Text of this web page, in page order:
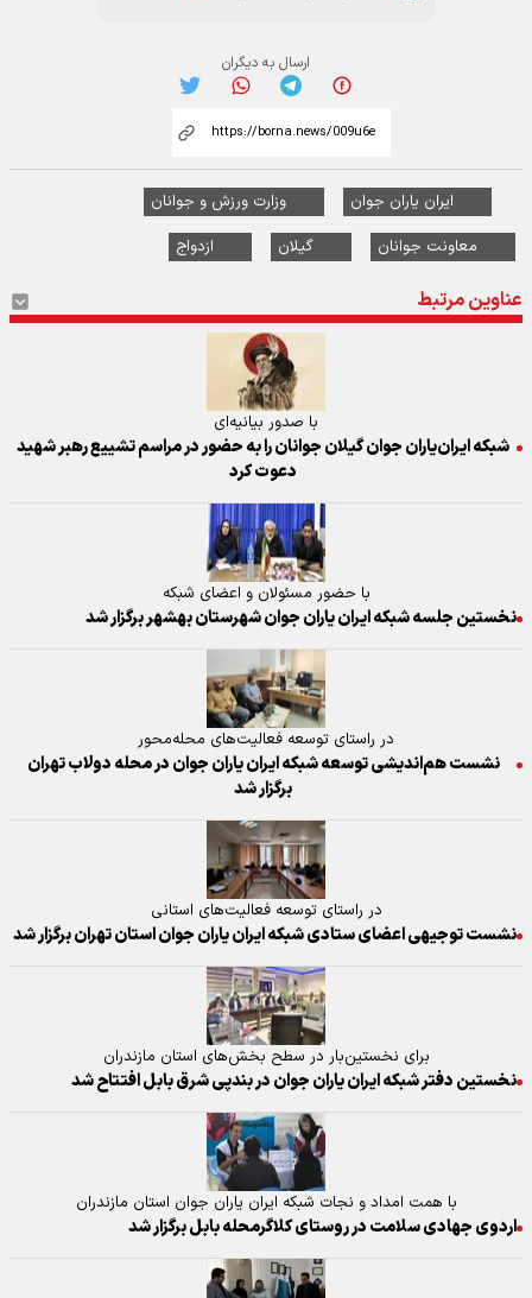
ارسال به دیگران
ایران یاران جوان
وزارت ورزش و جوانان
معاونت جوانان
گیلان ازدواج
عناوین مرتبط
با صدور بیانیه‌ای
شبکه ایران‌یاران جوان گیلان جوانان را به حضور در مراسم تشییع رهبر شهید
دعوت کرد
با حضور مسئولان و اعضای شبکه
نخستین جلسه شبکه ایران یاران جوان شهرستان بهشهر برگزار شد
در راستای توسعه فعالیت‌های محله‌محور
نشست هم‌اندیشی توسعه شبکه ایران یاران جوان در محله دولاب تهران
برگزار شد
در راستای توسعه فعالیت‌های استانی
نشست توجیهی اعضای ستادی شبکه ایران یاران جوان استان تهران برگزار شد
برای نخستین‌بار در سطح بخش‌های استان مازندران
نخستین دفتر شبکه ایران یاران جوان در بندپی شرق بابل افتتاح شد
با همت امداد و نجات شبکه ایران یاران جوان استان مازندران
اردوی جهادی سلامت در روستای کلاگرمحله بابل برگزار شد